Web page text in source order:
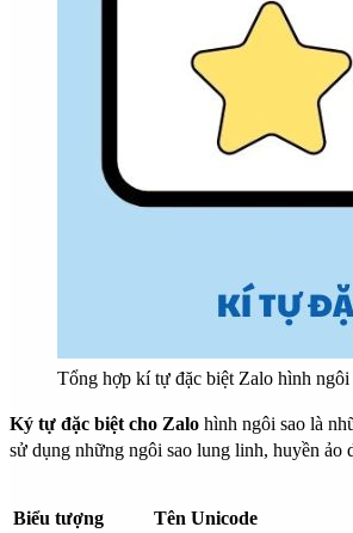
Tổng hợp kí tự đặc biệt Zalo hình ngôi
Ký tự đặc biệt cho Zalo hình ngôi sao là
sử dụng những ngôi sao lung linh, huyền ảo
Biểu tượng Tên Unicode